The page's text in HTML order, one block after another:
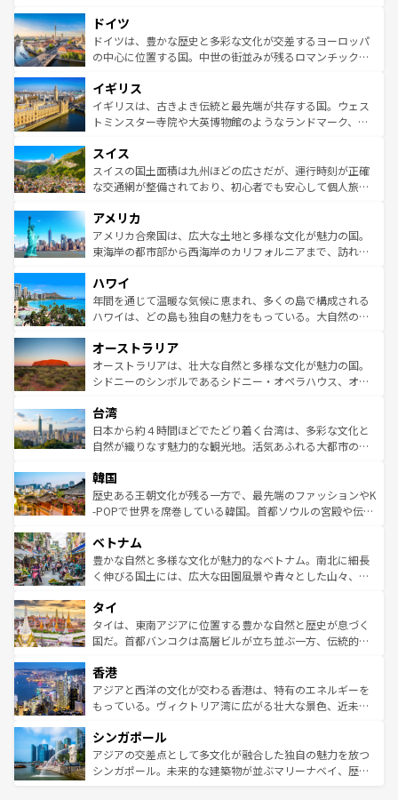
せる。地方によって風土や気候が異なるスペインはその個
性で訪れる人を魅了する。 なお、新着のスペイン情報は コ
ンテンツ一覧を参照してほしい。
で、幅広い魅力が詰まっている。華麗な宮殿、歴史的な大
聖堂、美しいビーチ、そして豊かな自然が、訪れる者を心
から魅了する。また、フランスは美食の国としても知ら
いる。シャンパンの発祥地であるランス、プロヴァンスの
香り高いラベンダー畑など、多彩な楽しみ方が可能だ。さ
らに、パリ以外の地域にも魅力が溢れており、どの街角に
れる地方に足を運ぶとそれぞれで全く異なる文化を体験で
きるだろう。 なお、新着のフランス情報はコンテンツ一覧
を参照してほしい。
ドイツ
ドイツは、豊かな歴史と多彩な文化が交差するヨーロッパ
の中心に位置する国。中世の街並みが残るロマンチック街
顔を持つこの国は、どこを歩いても飽きることがない。ベ
ルリンの文化的活気、バイエルン州のアルプスの絶景、そ
してライン川沿いのワイン畑といった風景は必見。ビール
は、お酒好きな人にはぜひ体験してほしい。 なお、新着の
ドイツ情報はコンテンツ一覧を参照してほしい。
イギリス
イギリスは、古きよき伝統と最先端が共存する国。ウェス
トミンスター寺院や大英博物館のようなランドマーク、歴
リアごとに異なる魅力がある。また、優雅なアフタヌーン
ティー、ビール好きにはたまらない英国パブ、サッカー観
戦など、本場だからこそできる体験も豊富。イギリスを旅
ンツ一覧を参照してほしい。
スイス
スイスの国土面積は九州ほどの広さだが、運行時刻が正確
な交通網が整備されており、初心者でも安心して個人旅行
の建物がそのまま残る町や、スイスならではのユニークな
博物館もあり、アルプス観光だけでなく町歩きも満喫する
ことができる。国民の所得が高いため物価も高いが、旅行
ば市内交通費無料で観光を楽しむこともできる。 なお、新
着のスイス情報はコンテンツ一覧 を参照してほしい。
アメリカ
アメリカ合衆国は、広大な土地と多様な文化が魅力の国。
東海岸の都市部から西海岸のカリフォルニアまで、訪れる
のような巨大都市は、観光、ショッピング、エンターテイ
ンメントが詰まった刺激的なスポットだ。一方、アメリカ
西部には大自然が広がり、グランドキャニオンやイエロー
部のニューオーリンズでは、音楽と美食が融合した独特の
文化が魅力。旅行者はアメリカの各地域で異なる魅力を楽
しみながら、その多様性と豊かな歴史を感じることができ
ならではの贅沢な旅のスタイルだ。 なお、新着のアメリカ
情報はコンテンツ一覧を参照してほしい。
ハワイ
年間を通じて温暖な気候に恵まれ、多くの島で構成される
ハワイは、どの島も独自の魅力をもっている。大自然の神
ワイ島は見逃せない。また、定番の観光地といえばオアフ
島だが、静かな自然を求めるならマウイ島やカウアイ島が
おすすめ。エメラルドグリーンに輝く海をはじめ、豊かな
れるおもてなしの心で訪れる人々を迎えてくれるハワイの
人々、おいしいローカルフードやハワイアンミュージッ
ク、伝統的なフラダンスなど、すべてがハワイの魅力を彩
ワイを、存分に味わってほしい。 なお、新着のハワイ情報
はコンテンツ一覧を参照してほしい。
オーストラリア
オーストラリアは、壮大な自然と多様な文化が魅力の国。
シドニーのシンボルであるシドニー・オペラハウス、オー
リアリーフや大陸中央部にそびえるウルル（エアーズロッ
ク）、タスマニアの美しい原生林やケアンズの熱帯雨林な
ど、見どころがたくさん。また、カフェやワイン、オージ
いる。アクティビティも充実しており、サーフィンやダイ
ビング、ハイキングなど、アウトドア好きにはたまらな
い。オーストラリアの多彩な魅力を存分に味わいつくそ
参照してほしい。
台湾
日本から約４時間ほどでたどり着く台湾は、多彩な文化と
自然が織りなす魅力的な観光地。活気あふれる大都市の台
ン）、静ひつな山岳地帯である台湾東部など、都市の喧騒
と山間の静けさが共存しており、訪れる人に新しい発見と
驚きをもたらしてくれる。また、奥深い台湾の食文化も魅
容にもいいと評判のスイーツなど、バラエティ豊かな料理
が味わえる。 なお、新着の台湾情報は コンテンツ一覧を参
照してほしい。
韓国
歴史ある王朝文化が残る一方で、最先端のファッションやK
-POPで世界を席巻している韓国。首都ソウルの宮殿や伝統
き、地方に足を延ばせば四季折々の自然美を楽しむことが
できる。そして、キムチや焼肉、絶品のストリートフード
まで、さまざまな韓国料理が待っている。夜には、韓国な
リティに包まれながら、韓国の多彩な魅力を心ゆくまで味
わってみてほしい。 なお、新着の韓国情報はコンテンツ一
覧を参照してほしい。
ベトナム
豊かな自然と多様な文化が魅力的なベトナム。南北に細長
く伸びる国土には、広大な田園風景や青々とした山々、世
急速な発展と共に伝統が息づく。ハノイの古い町並みやホ
ーチミン市のフランス統治時代の建物も、独特の雰囲気を
醸し出している。また、バラエティの豊かさとおいしさで
とつ。フォーやバインミー、ベトナムコーヒーなどは、ぜ
ひ現地で味わいたい。どの地域を訪れてもあたたかい人々
が旅行者を迎えてくれるので、きっと忘れられない旅にな
参照してほしい。
タイ
タイは、東南アジアに位置する豊かな自然と歴史が息づく
国だ。首都バンコクは高層ビルが立ち並ぶ一方、伝統的な
の活気が交差している。北部ではチェンマイなどの山岳地
帯で自然と触れ合い、南部ではプーケットやクラビの美し
いビーチでリゾート気分を楽しむことができる。タイ料理
激する。気候は一年中温暖で、どの季節にも異なる楽しみ
が待っている。親しみやすいタイの人々、仏教を中心とし
た文化、そして多様な観光資源が、訪れる旅人を魅了し続
香港
アジアと西洋の文化が交わる香港は、特有のエネルギーを
もっている。ヴィクトリア湾に広がる壮大な景色、近未来
み、どこを訪れても感動するはず。観光スポットが密集し
ており、効率よく見どころを回れるのも魅力。息をのむよ
うな絶景から文化的な体験まで、香港を存分に楽しみ尽く
シンガポール
アジアの交差点として多文化が融合した独自の魅力を放つ
シンガポール。未来的な建築物が並ぶマリーナベイ、歴史